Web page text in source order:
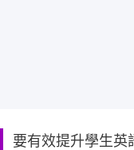
要有效提升學生英